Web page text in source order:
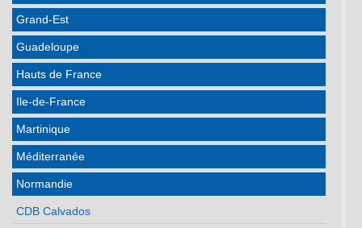
Grand-Est
Guadeloupe
Hauts de France
Ile-de-France
Martinique
Méditerranée
Normandie
CDB Calvados